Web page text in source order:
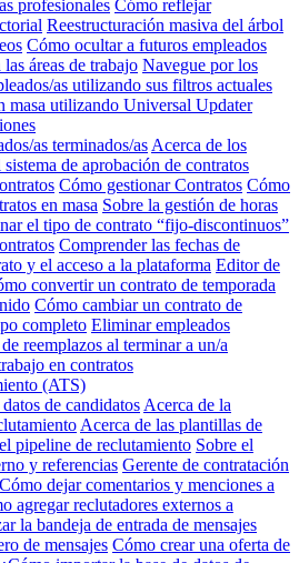
profesionales Cómo reflejar
Reestructuración masiva del árbol
Cómo ocultar a futuros empleados
áreas de trabajo Navegue por los
as utilizando sus filtros actuales
masa utilizando Universal Updater
as terminados/as Acerca de los
de aprobación de contratos
Cómo gestionar Contratos Cómo
en masa Sobre la gestión de horas
el tipo de contrato “fijo-discontinuos”
Comprender las fechas de
y el acceso a la plataforma Editor de
convertir un contrato de temporada
Cómo cambiar un contrato de
completo Eliminar empleados
reemplazos al terminar a un/a
en contratos
(ATS)
de candidatos Acerca de la
Acerca de las plantillas de
pipeline de reclutamiento Sobre el
y referencias Gerente de contratación
dejar comentarios y menciones a
agregar reclutadores externos a
la bandeja de entrada de mensajes
de mensajes Cómo crear una oferta de